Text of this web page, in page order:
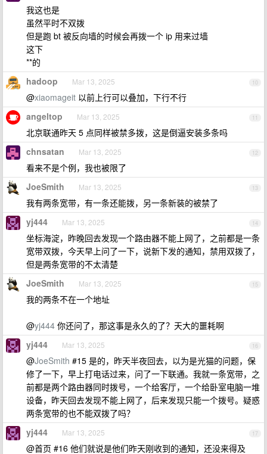
我这也是
虽然平时不双拨
但是跑 bt 被反向墙的时候会再拨一个 ip 用来过墙
这下
**的
10
hadoop Mar 13, 2025
@xiaomageit 以前上行可以叠加，下行不行
11
angeltop Mar 13, 2025
北京联通昨天 5 点同样被禁多拨，这是倒逼安装多条吗
12
chnsatan Mar 13, 2025
看来不是个例，我也被限了
13
JoeSmith Mar 13, 2025
我有两条宽带，有一条还能拨，另一条新装的被禁了
14
yj444 Mar 13, 2025
坐标海淀，昨晚回去发现一个路由器不能上网了，之前都是一条
宽带双拨，今天早上问了一下，说新下发的通知，禁用双拨了，
但是两条宽带的不太清楚
15
JoeSmith Mar 13, 2025
我的两条不在一个地址
@yj444 你还问了，那这事是永久的了？天大的噩耗啊
16
yj444 Mar 13, 2025
@JoeSmith #15 是的，昨天半夜回去，以为是光猫的问题，保
修了一下，早上打电话过来，问了一下联通。我就一条宽带，之
前都是两个路由器同时拨号，一个给客厅，一个给卧室电脑一堆
设备，昨天回去发现不能上网了，后来发现只能一个拨号。疑惑
两条宽带的也不能双拨了吗？
17
yj444 Mar 13, 2025
@首页 #16 他们就说是他们昨天刚收到的通知，还没来得及